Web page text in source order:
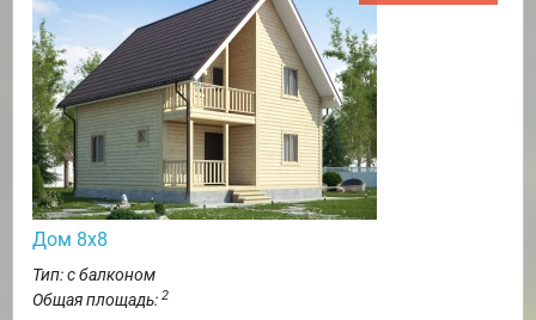
Дом 8х8
Тип: с балконом
Общая площадь: 2